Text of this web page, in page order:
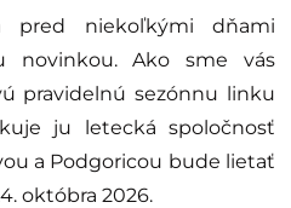
pred niekoľkými dňami
novinkou. Ako sme vás
pravidelnú sezónnu linku
ju letecká spoločnosť
a Podgoricou bude lietať
októbra 2026.